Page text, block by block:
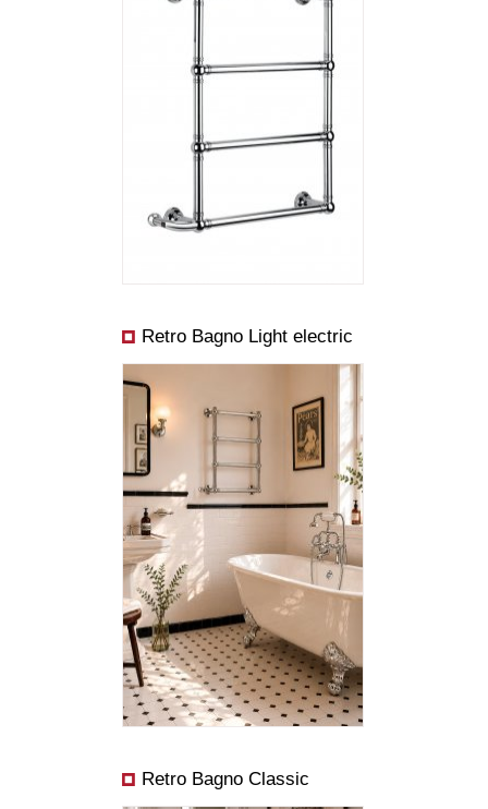
Preis ab:
Retro Bagno Light electric
Abmessungen:
Preis ab:
Leistung ab:
Retro Bagno Classic